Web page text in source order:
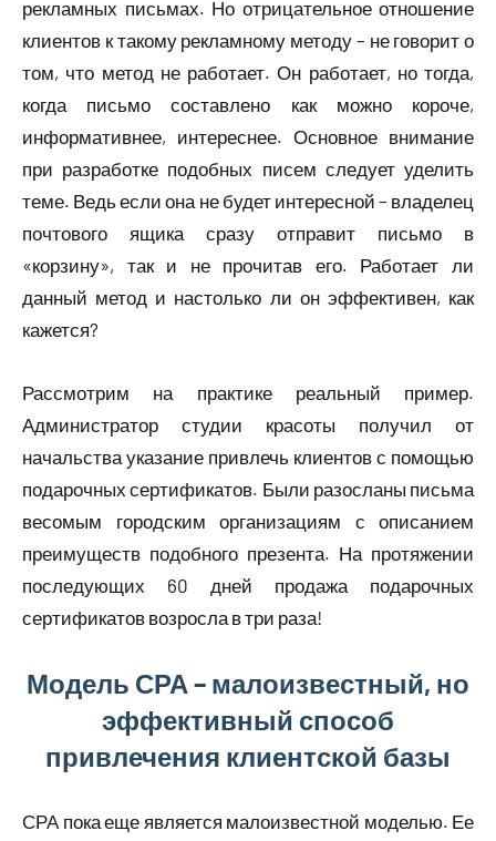
рекламных письмах. Но отрицательное отношение
клиентов к такому рекламному методу – не говорит о
том, что метод не работает. Он работает, но тогда,
когда письмо составлено как можно короче,
информативнее, интереснее. Основное внимание
при разработке подобных писем следует уделить
теме. Ведь если она не будет интересной – владелец
почтового ящика сразу отправит письмо в
«корзину», так и не прочитав его. Работает ли
данный метод и настолько ли он эффективен, как
кажется?
Рассмотрим на практике реальный пример.
Администратор студии красоты получил от
начальства указание привлечь клиентов с помощью
подарочных сертификатов. Были разосланы письма
весомым городским организациям с описанием
преимуществ подобного презента. На протяжении
последующих 60 дней продажа подарочных
сертификатов возросла в три раза!
Модель СРА – малоизвестный, но
эффективный способ
привлечения клиентской базы
СРА пока еще является малоизвестной моделью. Ее